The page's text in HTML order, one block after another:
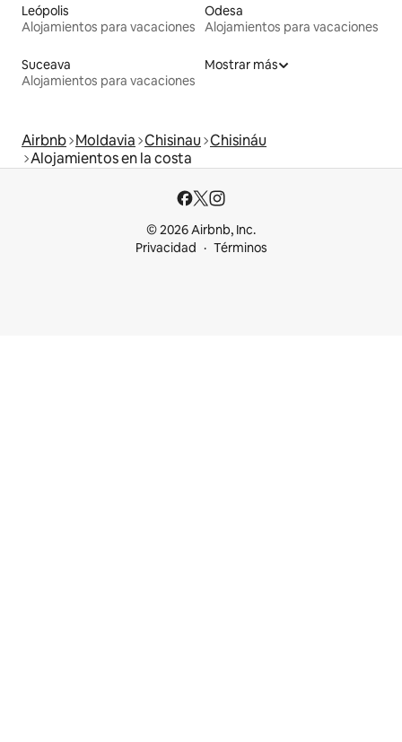
Leópolis
Alojamientos para vacaciones
Odesa
Alojamientos para vacaciones
Suceava
Alojamientos para vacaciones
Mostrar más
Airbnb Moldavia Chisinau Chisináu
Alojamientos en la costa
© 2026 Airbnb, Inc.
Privacidad
Términos